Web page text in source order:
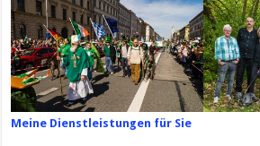
Meine Dienstleistungen für Sie